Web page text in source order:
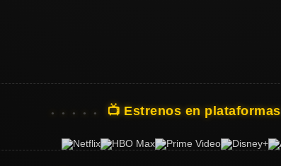
📺 Estrenos en plataformas